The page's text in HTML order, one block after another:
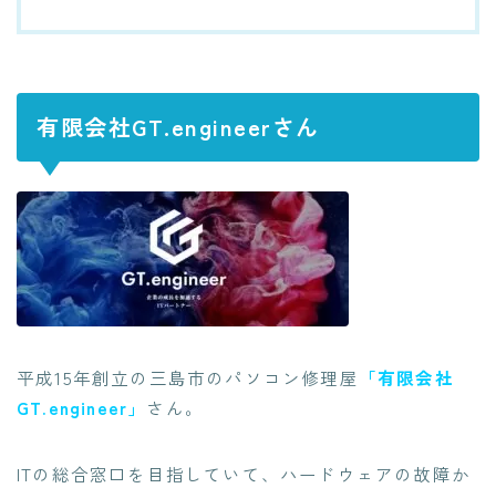
有限会社GT.engineerさん
平成15年創立の三島市のパソコン修理屋 「有限会社
GT.engineer」 さん。
ITの総合窓口を目指していて、 ハードウェアの故障か